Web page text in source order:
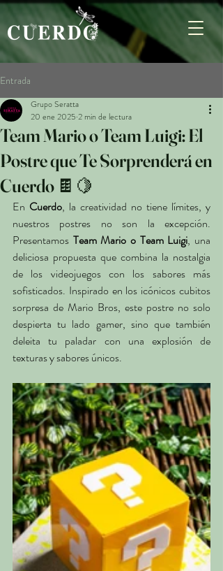
Entrada
Team Mario o Team Luigi: El
Postre que Te Sorprenderá en
Cuerdo 🍫🍋
Grupo Seratta
20 ene 2025 2 min de lectura
En Cuerdo, la creatividad no tiene límites, y
nuestros postres no son la excepción.
Presentamos Team Mario o Team Luigi, una
deliciosa propuesta que combina la nostalgia
de los videojuegos con los sabores más
sofisticados. Inspirado en los icónicos cubitos
sorpresa de Mario Bros, este postre no solo
despierta tu lado gamer, sino que también
deleita tu paladar con una explosión de
texturas y sabores únicos.